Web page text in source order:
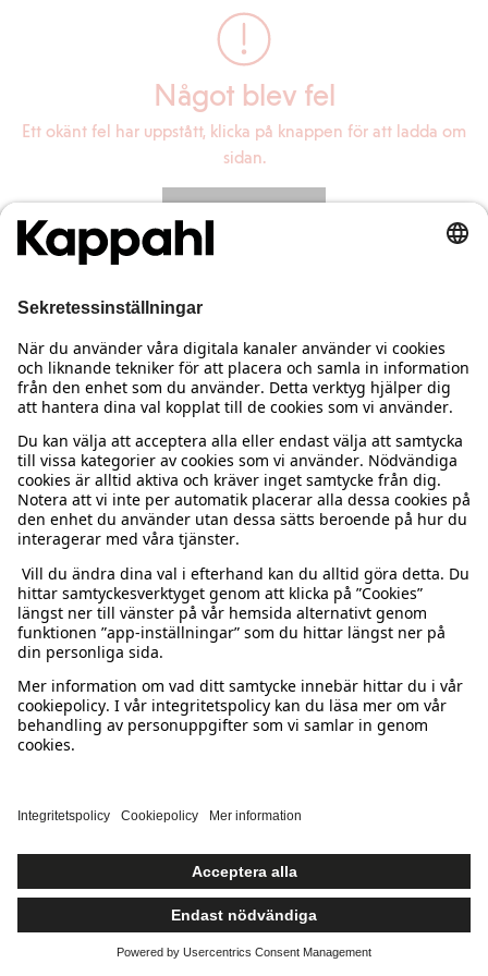
Något blev fel
Ett okänt fel har uppstått, klicka på knappen för att ladda om
sidan.